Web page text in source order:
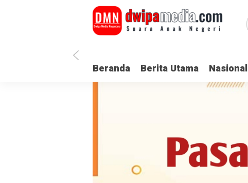
Beranda Berita Utama Nasional